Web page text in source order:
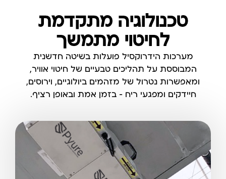
טכנולוגיה מתקדמת
לחיטוי מתמשך
מערכות הידרוקסיל פועלות בשיטה חדשנית
המבוססת על תהליכים טבעיים של חיטוי אוויר,
ומאפשרות נטרול של מזהמים ביולוגיים, וירוסים,
חיידקים ומפגעי ריח — בזמן אמת ובאופן רציף.